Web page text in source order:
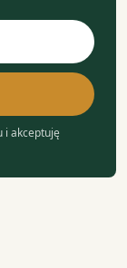
i akceptuję